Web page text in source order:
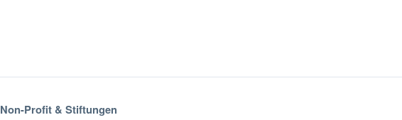
Non-Profit & Stiftungen